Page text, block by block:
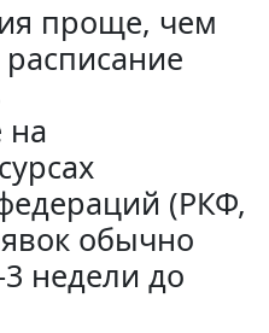
проще, чем
на
(РКФ,
обычно
3 недели до